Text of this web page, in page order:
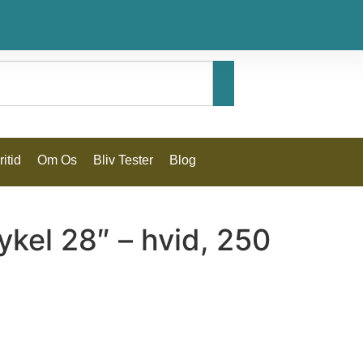
Om Os Bliv Tester Blog
28″ – hvid, 250